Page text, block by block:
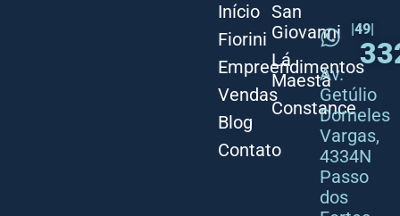
Início
Fiorini
Empreendimentos
Vendas
Blog
Contato
San
Giovanni
Lá
Maestà
Constance
|49|
Av.
Getúlio
Dorneles
Vargas,
4334N
Passo
dos